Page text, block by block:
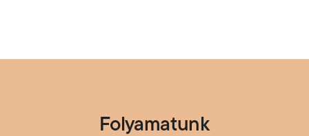
Folyamatunk